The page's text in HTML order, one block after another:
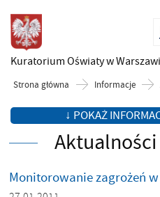
Kuratorium Oświatyw
Strona główna Informacje
↓ POKAŻ
Monitorowanie zagrożeń